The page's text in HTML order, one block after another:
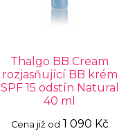
Thalgo BB Cream
rozjasňující BB krém
SPF 15 odstín Natural
40 ml
Cena již od 1 090 Kč